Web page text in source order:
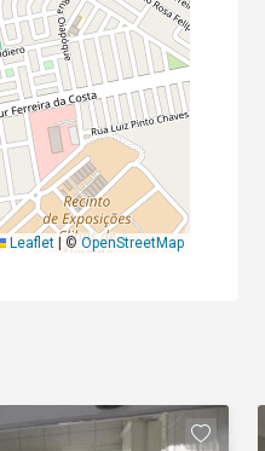
Leaflet |©OpenStreetMap